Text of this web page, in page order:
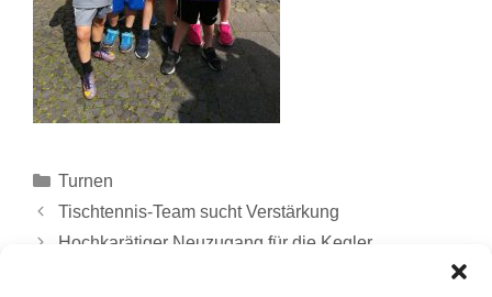
Turnen
Tischtennis-Team sucht Verstärkung
Hochkarätiger Neuzugang für die Kegler